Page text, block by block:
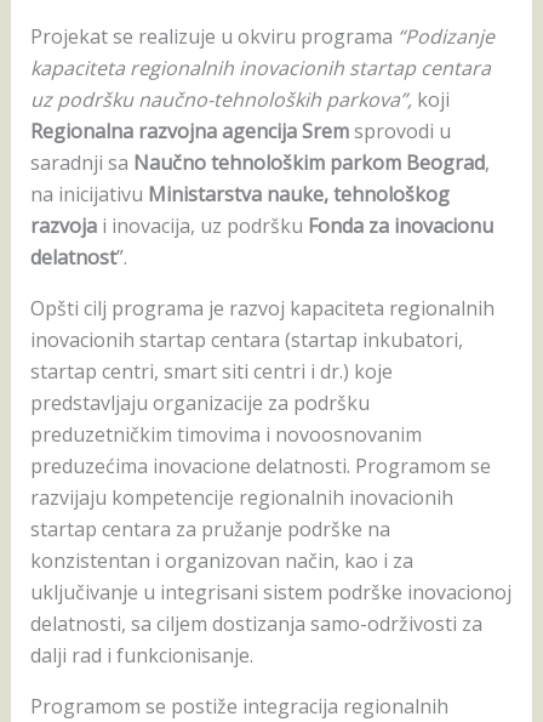
Projekat se realizuje u okviru programa “Podizanje
kapaciteta regionalnih inovacionih startap centara
uz podršku naučno-tehnoloških parkova”,koji
Regionalna razvojna agencija Sremsprovodi u
saradnji sa Naučno tehnološkim parkom Beograd,
na inicijativu Ministarstva nauke, tehnološkog
razvojai inovacija, uz podršku Fonda za inovacionu
delatnost”.
Opšti cilj programa je razvoj kapaciteta regionalnih
inovacionih startap centara (startap inkubatori,
startap centri, smart siti centri i dr.) koje
predstavljaju organizacije za podršku
preduzetničkim timovima i novoosnovanim
preduzećima inovacione delatnosti. Programom se
razvijaju kompetencije regionalnih inovacionih
startap centara za pružanje podrške na
konzistentan i organizovan način, kao i za
uključivanje u integrisani sistem podrške inovacionoj
delatnosti, sa ciljem dostizanja samo-održivosti za
dalji rad i funkcionisanje.
Programom se postiže integracija regionalnih